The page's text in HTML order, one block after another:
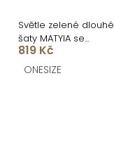
Světle zelené dlouhé
šaty MATYIA se
zavazováním
819 Kč
ONESIZE